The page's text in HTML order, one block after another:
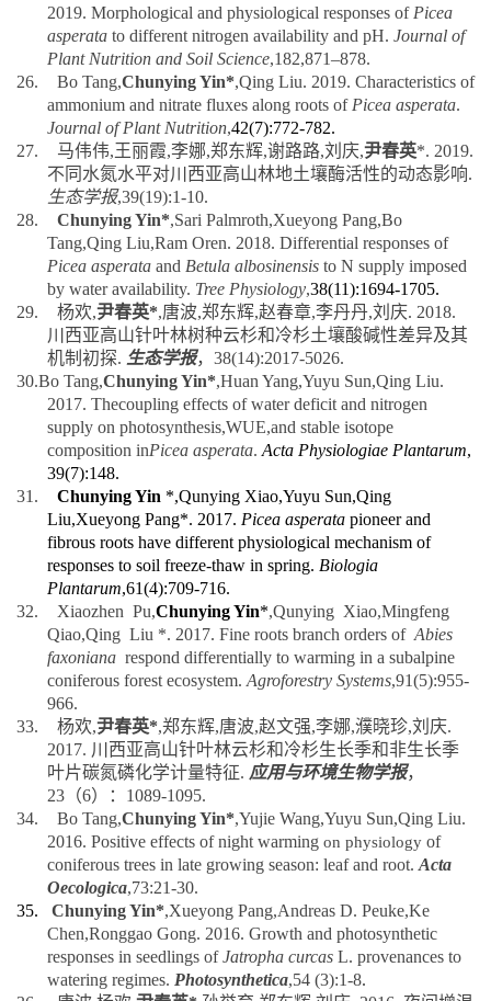
asperatato different nitrogen availability and pH. Journal of
Plant Nutrition and Soil Science,182,871–878.
Bo Tang, Chunying Yin*,Qing Liu. 2019. Characteristics of
ammonium and nitrate fluxes along roots of Picea asperata
Journal of Plant Nutrition,42(7):772-782.
马伟伟,王丽霞,李娜,郑东辉 ,谢路路,刘庆 尹春英
不同水氮水平对川西亚高山林地土壤酶活性的动态影响.
生态学报,39(19):1-10.
Chunying Yin*,Sari Palmroth,Xueyong Pang,Bo
Tang,Qing Liu,Ram Oren. 2018. Differential responses of
Picea asperataandBetula albosinensisto N supply imposed
by water availability.Tree Physiology,38(11):1694-1705.
杨欢,尹春英*,唐波,郑东辉,赵春章,李丹丹,刘庆. 2018.
川西亚高山针叶林树种云杉和冷杉土壤酸碱性差异及其
机制初探.生态学报，38(14):2017-5026.
Bo Tang,Chunying Yin*,Huan Yang,Yuyu Sun,Qing Liu.
2017. Thecoupling effects of water deficit and nitrogen
supply on photosynthesis,WUE,and stable isotope
composition inPicea asperata.Acta Physiologiae Plantarum
39(7):148.
Chunying Yin
Liu,Xueyong Pang*. 2017. Picea asperatapioneer and
fibrous roots have different physiological mechanism of
responses to soil freeze-thaw in spring.Biologia
Plantarum,61(4):709-716.
Xiaozhen Pu,Chunying Yin
Qiao,Qing Liu *. 2017. Fine roots branch orders ofAbies
faxonianarespond differentially to warming in a subalpine
coniferous forest ecosystem.Agroforestry Systems,91(5):955-
966.
杨欢 尹春英 郑东辉 唐波 赵文强 李娜 濮晓珍 刘庆
2017.川西亚高山针叶林云杉和冷杉生长季和非生长季
叶片碳氮磷化学计量特征.应用与环境生物学报，
23 （ 6）：1089-1095.
Bo Tang, Chunying Yin*
2016. Positive effects of night warming on physiologyof
coniferous trees in late growing season: leaf and root.Acta
Oecologica,73:21-30.
Chunying Yin*,Xueyong Pang,Andreas D. Peuke,Ke
Chen,Ronggao Gong. 2016. Growth and photosynthetic
responses in seedlings ofJatropha curcas L. provenances to
watering regimes.Photosynthetica ,54 (3):1-8.
唐波,杨欢,尹春英*,孙誉育,郑东辉 ,刘庆. 2016.
夜间增温